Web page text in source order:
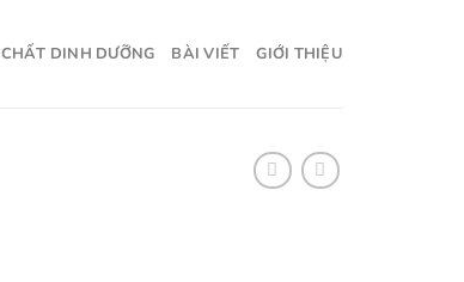
CHẤT DINH DƯỠNG BÀI VIẾT GIỚI THIỆU